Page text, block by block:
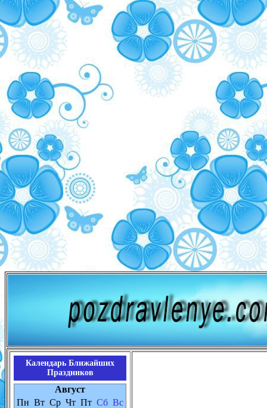
Календарь Ближайших
Праздников
Август
Пн Вт Ср Чт Пт Сб Вс